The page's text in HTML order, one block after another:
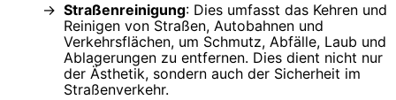
Straßenreinigung: Dies umfasst das Kehren und
Reinigen von Straßen, Autobahnen und
Verkehrsflächen, um Schmutz, Abfälle, Laub und
Ablagerungen zu entfernen. Dies dient nicht nur
der Ästhetik, sondern auch der Sicherheit im
Straßenverkehr.